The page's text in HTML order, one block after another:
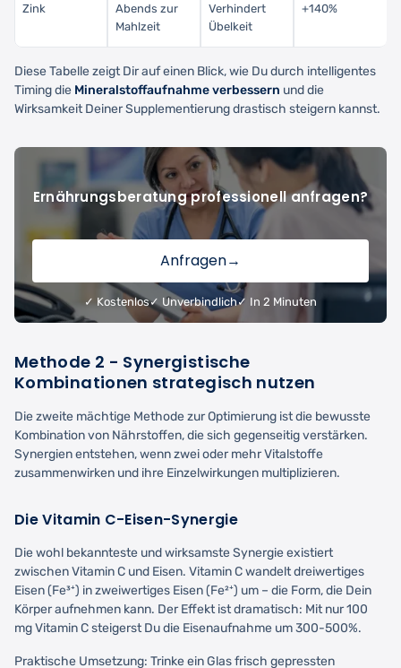
Zink
Abends zur
Mahlzeit
Verhindert
Übelkeit
+140%
Diese Tabelle zeigt Dir auf einen Blick, wie Du durch intelligentes
Timing die Mineralstoffaufnahme verbessern und die
Wirksamkeit Deiner Supplementierung drastisch steigern kannst.
Ernährungsberatung professionell anfragen?
Anfragen→
✓ Kostenlos✓ Unverbindlich✓ In 2 Minuten
Methode 2 - Synergistische
Kombinationen strategisch nutzen
Die zweite mächtige Methode zur Optimierung ist die bewusste
Kombination von Nährstoffen, die sich gegenseitig verstärken.
Synergien entstehen, wenn zwei oder mehr Vitalstoffe
zusammenwirken und ihre Einzelwirkungen multiplizieren.
Die Vitamin C-Eisen-Synergie
Die wohl bekannteste und wirksamste Synergie existiert
zwischen Vitamin C und Eisen. Vitamin C wandelt dreiwertiges
Eisen (Fe³⁺) in zweiwertiges Eisen (Fe²⁺) um – die Form, die Dein
Körper aufnehmen kann. Der Effekt ist dramatisch: Mit nur 100
mg Vitamin C steigerst Du die Eisenaufnahme um 300-500%.
Praktische Umsetzung: Trinke ein Glas frisch gepressten